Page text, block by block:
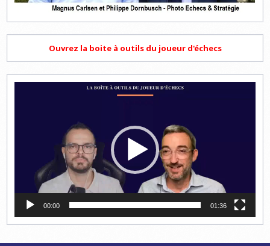
Ouvrez la boite à outils du joueur d'échecs
00:00 01:36